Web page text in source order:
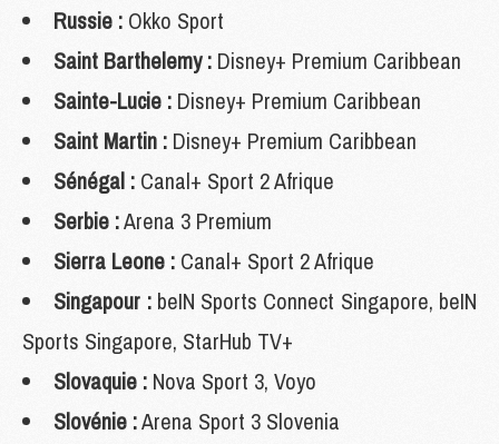
Russie : Okko Sport
Saint Barthelemy : Disney+ Premium Caribbean
Sainte-Lucie : Disney+ Premium Caribbean
Saint Martin : Disney+ Premium Caribbean
Sénégal : Canal+ Sport 2 Afrique
Serbie :Arena 3 Premium
Sierra Leone : Canal+ Sport 2 Afrique
Singapour : beIN Sports Connect Singapore, beIN
Sports Singapore, StarHub TV+
Slovaquie : Nova Sport 3, Voyo
Slovénie :Arena Sport 3 Slovenia